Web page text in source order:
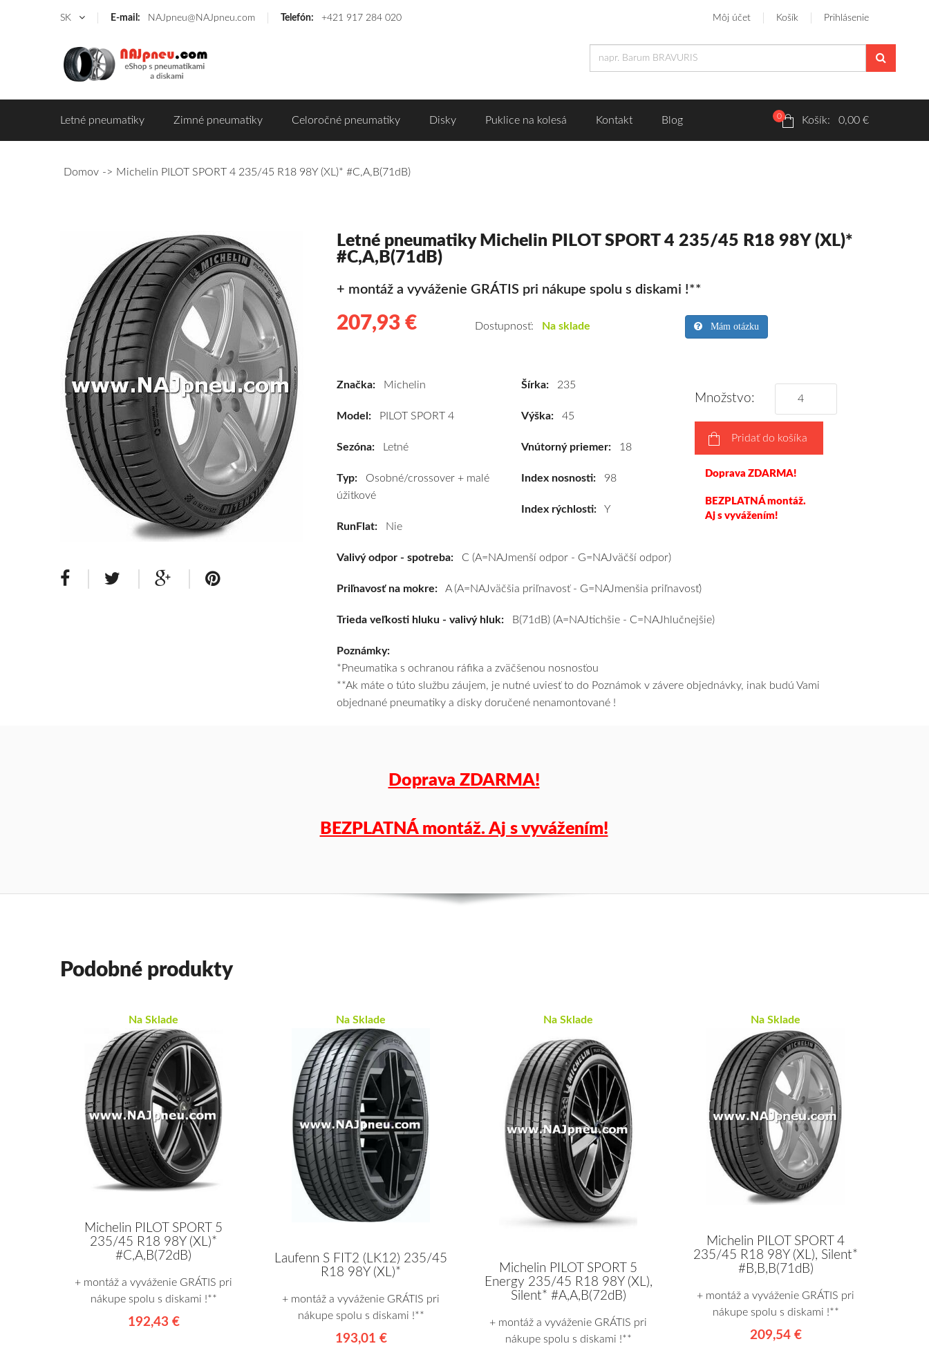
SK E-mail: NAJpneu@NAJpneu.com Telefón: +421 917 284 020 Môj účet Košík Prihlásenie
Letné pneumatiky Zimné pneumatiky Celoročné pneumatiky Disky Puklice na kolesá Kontakt Blog 0 Košík: 0,00 €
Domov Michelin PILOT SPORT 4 235/45 R18 98Y (XL)* #C,A,B(71dB)
Letné pneumatiky Michelin PILOT SPORT 4 235/45 R18 98Y (XL)*
#C,A,B(71dB)
+ montáž a vyváženie GRÁTIS pri nákupe spolu s diskami !**
207,93 €
osobné
4
#C,A,B(71dB)
výhodnú
k
tomu
vám
podľa
výberu
Dostupnosť: Na sklade Mám otázku
Značka: Michelin
Model: PILOT SPORT 4
Sezóna: Letné
Typ: Osobné/crossover + malé
úžitkové
RunFlat: Nie
Šírka:235
Výška:45
Vnútorný priemer:18
Index nosnosti:98
Index rýchlosti:Y
Množstvo:
Pridať do košíka
Doprava ZDARMA!
BEZPLATNÁ montáž.
Aj s vyvážením!
Valivý odpor - spotreba: C (A=NAJmenší odpor - G=NAJväčší odpor)
Priľnavosť na mokre: A (A=NAJväčšia priľnavosť - G=NAJmenšia priľnavosť)
Trieda veľkosti hluku - valivý hluk: B(71dB) (A=NAJtichšie - C=NAJhlučnejšie)
Poznámky:
*Pneumatika s ochranou ráfika a zväčšenou nosnosťou
**Ak máte o túto službu záujem, je nutné uviesť to do Poznámok v závere objednávky, inak budú Vami
objednané pneumatiky a disky doručené nenamontované !
Doprava ZDARMA!
BEZPLATNÁ montáž. Aj s vyvážením!
Podobné produkty
Na Sklade
Michelin PILOT SPORT 5
235/45 R18 98Y (XL)*
#C,A,B(72dB)
+ montáž a vyváženie GRÁTIS pri
nákupe spolu s diskami !**
192,43 €
Na Sklade
Laufenn S FIT2 (LK12) 235/45
R18 98Y (XL)*
+ montáž a vyváženie GRÁTIS pri
nákupe spolu s diskami !**
193,01 €
Na Sklade
Michelin PILOT SPORT 5
Energy 235/45 R18 98Y (XL),
Silent* #A,A,B(72dB)
+ montáž a vyváženie GRÁTIS pri
nákupe spolu s diskami !**
Na Sklade
Michelin PILOT SPORT 4
235/45 R18 98Y (XL), Silent*
#B,B,B(71dB)
+ montáž a vyváženie GRÁTIS pri
nákupe spolu s diskami !**
209,54 €